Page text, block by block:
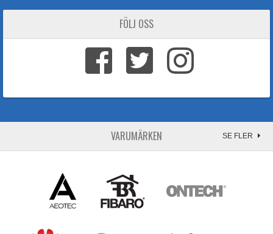
FÖLJ OSS
VARUMÄRKEN SE FLER